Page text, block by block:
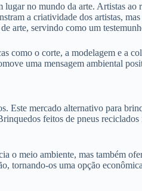
no mundo da arte. Artistas
a criatividade dos artistas,
arte, servindo como um
como o corte, a modelagem e a
uma mensagem ambiental
mercado alternativo para
feitos de pneus
o meio ambiente, mas também
tornando-os uma opção